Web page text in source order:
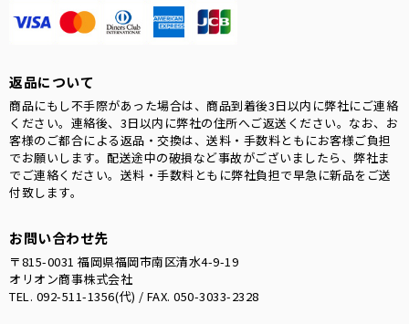
返品について
商品にもし不手際があった場合は、商品到着後3日以内に弊社にご連絡
ください。連絡後、3日以内に弊社の住所へご返送ください。なお、お
客様のご都合による返品・交換は、送料・手数料ともにお客様ご負担
でお願いします。配送途中の破損など事故がございましたら、弊社ま
でご連絡ください。送料・手数料ともに弊社負担で早急に新品をご送
付致します。
お問い合わせ先
〒815-0031 福岡県福岡市南区清水4-9-19
オリオン商事株式会社
TEL. 092-511-1356(代) / FAX. 050-3033-2328